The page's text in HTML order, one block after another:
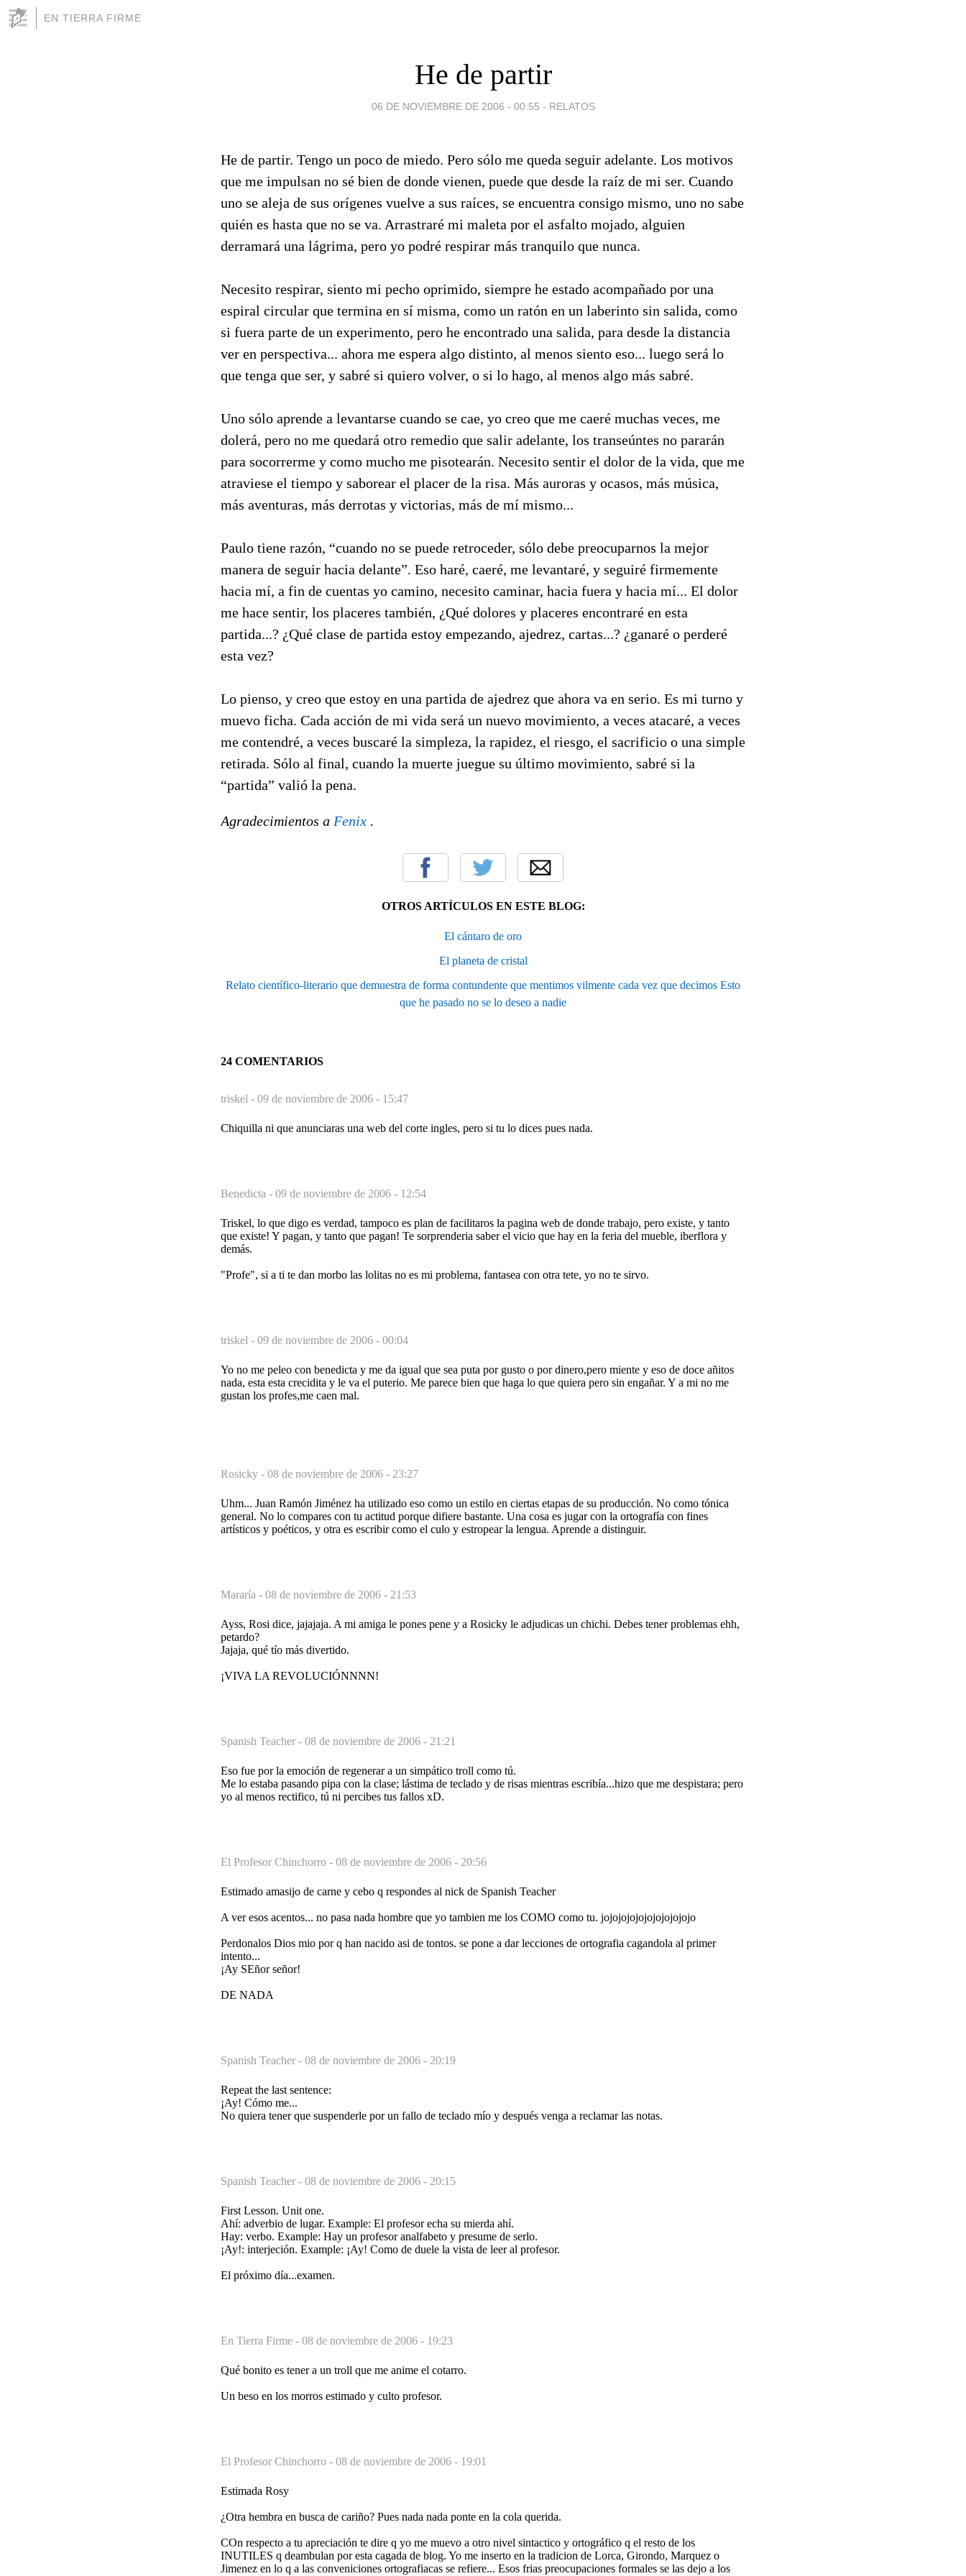
EN TIERRA FIRME
He de partir
06 DE NOVIEMBRE DE 2006 - 00:55 - RELATOS
He de partir. Tengo un poco de miedo. Pero sólo me queda seguir adelante. Los motivos
que me impulsan no sé bien de donde vienen, puede que desde la raíz de mi ser. Cuando
uno se aleja de sus orígenes vuelve a sus raíces, se encuentra consigo mismo, uno no sabe
quién es hasta que no se va. Arrastraré mi maleta por el asfalto mojado, alguien
derramará una lágrima, pero yo podré respirar más tranquilo que nunca.
Necesito respirar, siento mi pecho oprimido, siempre he estado acompañado por una
espiral circular que termina en sí misma, como un ratón en un laberinto sin salida, como
si fuera parte de un experimento, pero he encontrado una salida, para desde la distancia
ver en perspectiva... ahora me espera algo distinto, al menos siento eso... luego será lo
que tenga que ser, y sabré si quiero volver, o si lo hago, al menos algo más sabré.
Uno sólo aprende a levantarse cuando se cae, yo creo que me caeré muchas veces, me
dolerá, pero no me quedará otro remedio que salir adelante, los transeúntes no pararán
para socorrerme y como mucho me pisotearán. Necesito sentir el dolor de la vida, que me
atraviese el tiempo y saborear el placer de la risa. Más auroras y ocasos, más música,
más aventuras, más derrotas y victorias, más de mí mismo...
Paulo tiene razón, “cuando no se puede retroceder, sólo debe preocuparnos la mejor
manera de seguir hacia delante”. Eso haré, caeré, me levantaré, y seguiré firmemente
hacia mí, a fin de cuentas yo camino, necesito caminar, hacia fuera y hacia mí... El dolor
me hace sentir, los placeres también, ¿Qué dolores y placeres encontraré en esta
partida...? ¿Qué clase de partida estoy empezando, ajedrez, cartas...? ¿ganaré o perderé
esta vez?
Lo pienso, y creo que estoy en una partida de ajedrez que ahora va en serio. Es mi turno y
muevo ficha. Cada acción de mi vida será un nuevo movimiento, a veces atacaré, a veces
me contendré, a veces buscaré la simpleza, la rapidez, el riesgo, el sacrificio o una simple
retirada. Sólo al final, cuando la muerte juegue su último movimiento, sabré si la
“partida” valió la pena.
Agradecimientos a Fenix .
OTROS ARTÍCULOS EN ESTE BLOG:
El cántaro de oro
El planeta de cristal
Relato científico-literario que demuestra de forma contundente que mentimos vilmente cada vez que decimos Esto
que he pasado no se lo deseo a nadie
24 COMENTARIOS
triskel - 09 de noviembre de 2006 - 15:47
Chiquilla ni que anunciaras una web del corte ingles, pero si tu lo dices pues nada.
Benedicta - 09 de noviembre de 2006 - 12:54
Triskel, lo que digo es verdad, tampoco es plan de facilitaros la pagina web de donde trabajo, pero existe, y tanto
que existe! Y pagan, y tanto que pagan! Te sorprenderia saber el vicio que hay en la feria del mueble, iberflora y
demás.
"Profe", si a ti te dan morbo las lolitas no es mi problema, fantasea con otra tete, yo no te sirvo.
triskel - 09 de noviembre de 2006 - 00:04
Yo no me peleo con benedicta y me da igual que sea puta por gusto o por dinero,pero miente y eso de doce añitos
nada, esta esta crecidita y le va el puterio. Me parece bien que haga lo que quiera pero sin engañar. Y a mi no me
gustan los profes,me caen mal.
Rosicky - 08 de noviembre de 2006 - 23:27
Uhm... Juan Ramón Jiménez ha utilizado eso como un estilo en ciertas etapas de su producción. No como tónica
general. No lo compares con tu actitud porque difiere bastante. Una cosa es jugar con la ortografía con fines
artísticos y poéticos, y otra es escribir como el culo y estropear la lengua. Aprende a distinguir.
Mararía - 08 de noviembre de 2006 - 21:53
Ayss, Rosi dice, jajajaja. A mi amiga le pones pene y a Rosicky le adjudicas un chichi. Debes tener problemas ehh,
petardo?
Jajaja, qué tío más divertido.
¡VIVA LA REVOLUCIÓNNNN!
Spanish Teacher - 08 de noviembre de 2006 - 21:21
Eso fue por la emoción de regenerar a un simpático troll como tú.
Me lo estaba pasando pipa con la clase; lástima de teclado y de risas mientras escribía...hizo que me despistara; pero
yo al menos rectifico, tú ni percibes tus fallos xD.
El Profesor Chinchorro - 08 de noviembre de 2006 - 20:56
Estimado amasijo de carne y cebo q respondes al nick de Spanish Teacher
A ver esos acentos... no pasa nada hombre que yo tambien me los COMO como tu. jojojojojojojojojojojo
Perdonalos Dios mio por q han nacido asi de tontos. se pone a dar lecciones de ortografia cagandola al primer
intento...
¡Ay SEñor señor!
DE NADA
Spanish Teacher - 08 de noviembre de 2006 - 20:19
Repeat the last sentence:
¡Ay! Cómo me...
No quiera tener que suspenderle por un fallo de teclado mío y después venga a reclamar las notas.
Spanish Teacher - 08 de noviembre de 2006 - 20:15
First Lesson. Unit one.
Ahí: adverbio de lugar. Example: El profesor echa su mierda ahí.
Hay: verbo. Example: Hay un profesor analfabeto y presume de serlo.
¡Ay!: interjeción. Example: ¡Ay! Como de duele la vista de leer al profesor.
El próximo día...examen.
En Tierra Firme - 08 de noviembre de 2006 - 19:23
Qué bonito es tener a un troll que me anime el cotarro.
Un beso en los morros estimado y culto profesor.
El Profesor Chinchorro - 08 de noviembre de 2006 - 19:01
Estimada Rosy
¿Otra hembra en busca de cariño? Pues nada nada ponte en la cola querida.
COn respecto a tu apreciación te dire q yo me muevo a otro nivel sintactico y ortográfico q el resto de los
INUTILES q deambulan por esta cagada de blog. Yo me inserto en la tradicion de Lorca, Girondo, Marquez o
Jimenez en lo q a las conveniciones ortografiacas se refiere... Esos frias preocupaciones formales se las dejo a los